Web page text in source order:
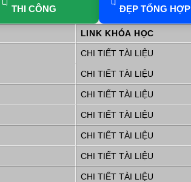
THI CÔNG
ĐẸP TỔNG HỢP
LINK KHÓA HỌC
CHI TIẾT TÀI LIỆU
CHI TIẾT TÀI LIỆU
CHI TIẾT TÀI LIỆU
CHI TIẾT TÀI LIỆU
CHI TIẾT TÀI LIỆU
CHI TIẾT TÀI LIỆU
CHI TIẾT TÀI LIỆU